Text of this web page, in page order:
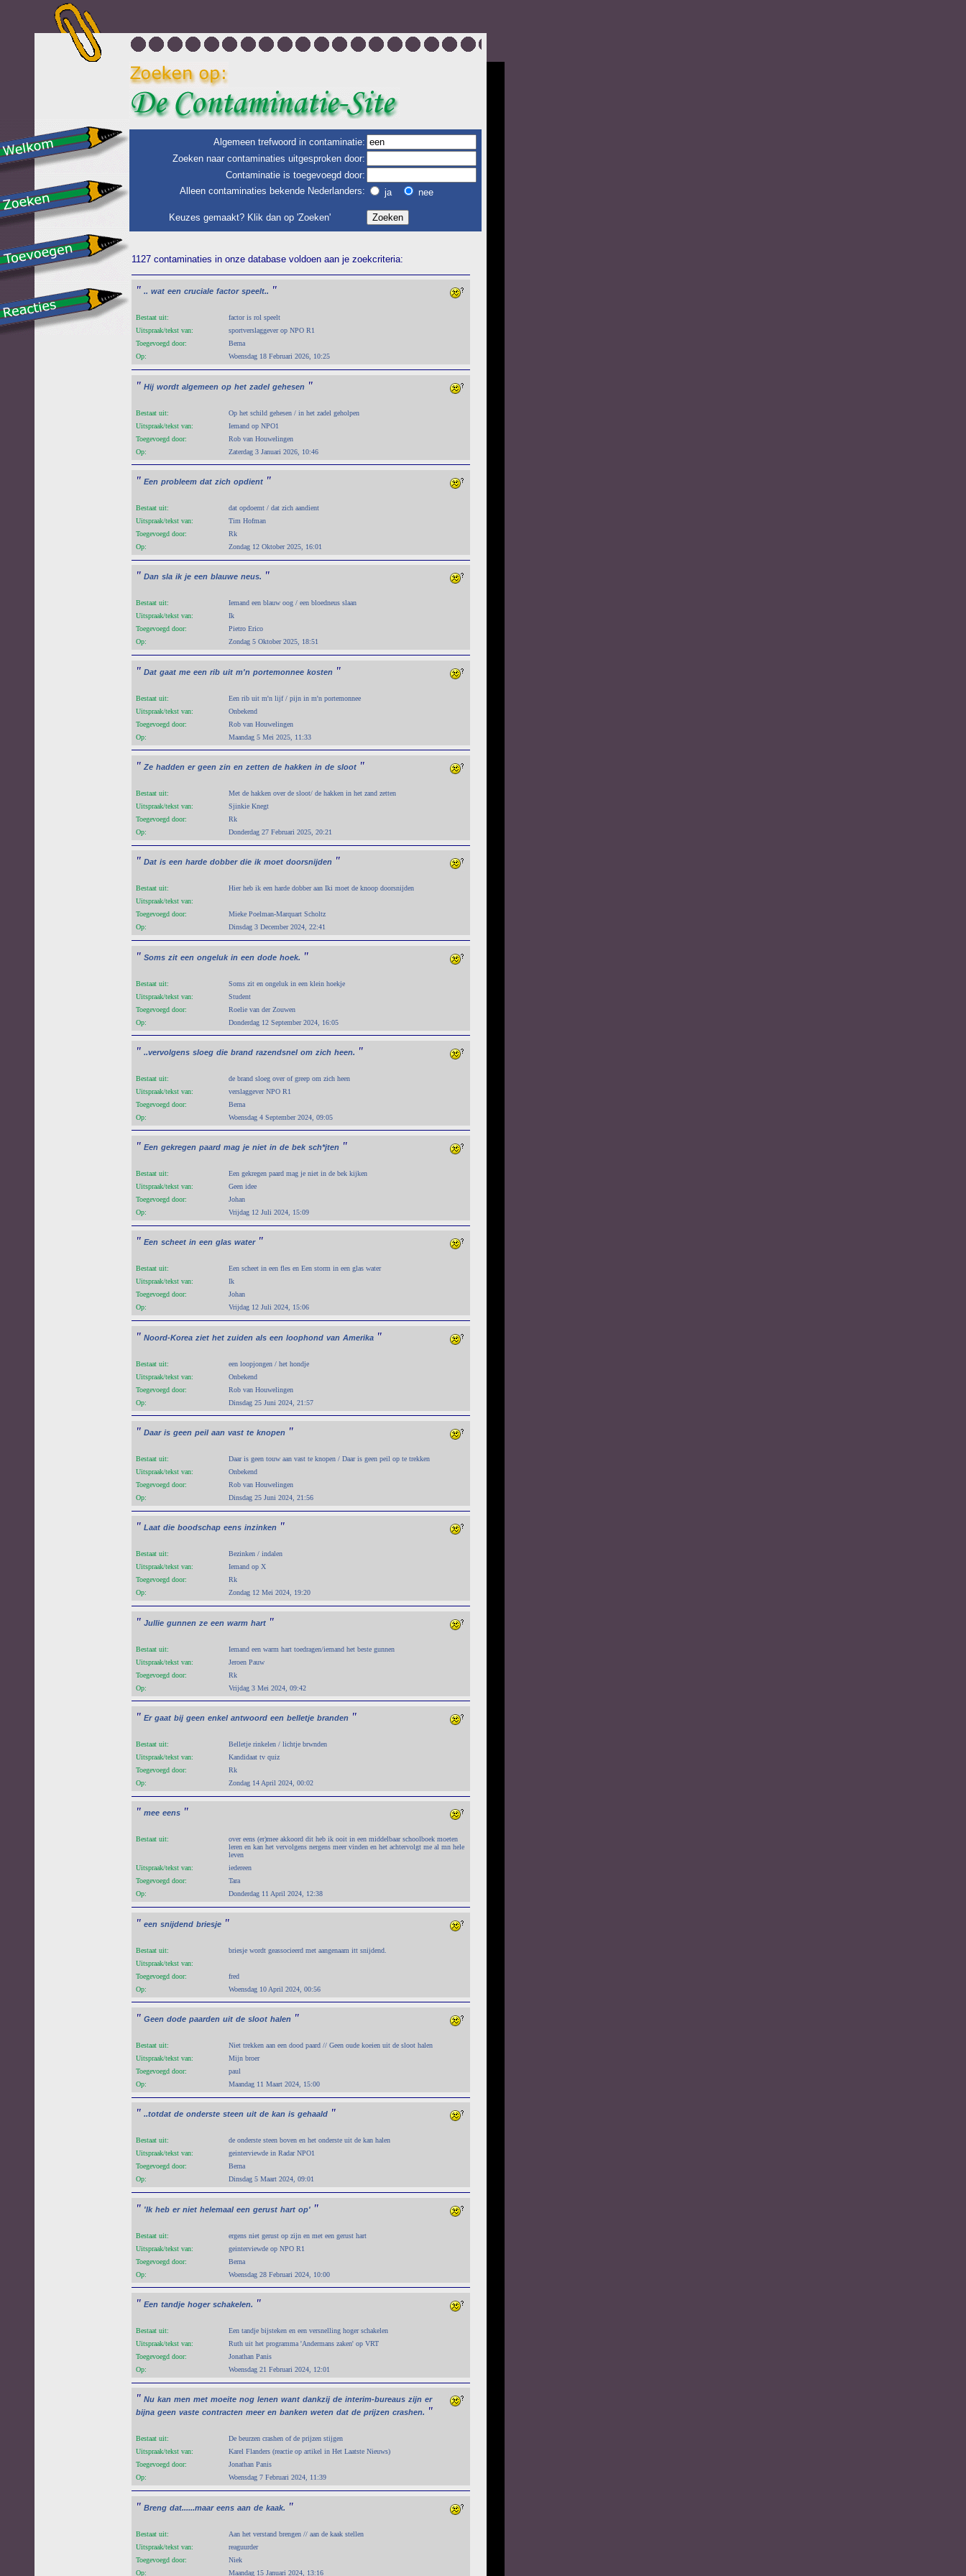
Algemeen trefwoord in contaminatie:
Zoeken naar contaminaties uitgesproken door:
Contaminatie is toegevoegd door:
Alleen contaminaties bekende Nederlanders:
ja nee
Keuzes gemaakt? Klik dan op 'Zoeken'
1127 contaminaties in onze database voldoen aan je zoekcriteria:
" .. wat een cruciale factor speelt.. "
Bestaat uit:
factor is rol speelt
Uitspraak/tekst van:
sportverslaggever op NPO R1
Toegevoegd door:
Berna
Op:
Woensdag 18 Februari 2026, 10:25
" Hij wordt algemeen op het zadel gehesen "
Bestaat uit:
Op het schild gehesen / in het zadel geholpen
Uitspraak/tekst van:
Iemand op NPO1
Toegevoegd door:
Rob van Houwelingen
Op:
Zaterdag 3 Januari 2026, 10:46
" Een probleem dat zich opdient "
Bestaat uit:
dat opdoemt / dat zich aandient
Uitspraak/tekst van:
Tim Hofman
Toegevoegd door:
Rk
Op:
Zondag 12 Oktober 2025, 16:01
" Dan sla ik je een blauwe neus. "
Bestaat uit:
Iemand een blauw oog / een bloedneus slaan
Uitspraak/tekst van:
Ik
Toegevoegd door:
Pietro Erico
Op:
Zondag 5 Oktober 2025, 18:51
" Dat gaat me een rib uit m'n portemonnee kosten "
Bestaat uit:
Een rib uit m'n lijf / pijn in m'n portemonnee
Uitspraak/tekst van:
Onbekend
Toegevoegd door:
Rob van Houwelingen
Op:
Maandag 5 Mei 2025, 11:33
" Ze hadden er geen zin en zetten de hakken in de sloot "
Bestaat uit:
Met de hakken over de sloot/ de hakken in het zand zetten
Uitspraak/tekst van:
Sjinkie Knegt
Toegevoegd door:
Rk
Op:
Donderdag 27 Februari 2025, 20:21
" Dat is een harde dobber die ik moet doorsnijden "
Bestaat uit:
Hier heb ik een harde dobber aan Iki moet de knoop doorsnijden
Uitspraak/tekst van:
Toegevoegd door:
Mieke Poelman-Marquart Scholtz
Op:
Dinsdag 3 December 2024, 22:41
" Soms zit een ongeluk in een dode hoek. "
Bestaat uit:
Soms zit en ongeluk in een klein hoekje
Uitspraak/tekst van:
Student
Toegevoegd door:
Roelie van der Zouwen
Op:
Donderdag 12 September 2024, 16:05
" ..vervolgens sloeg die brand razendsnel om zich heen. "
Bestaat uit:
de brand sloeg over of greep om zich heen
Uitspraak/tekst van:
verslaggever NPO R1
Toegevoegd door:
Berna
Op:
Woensdag 4 September 2024, 09:05
" Een gekregen paard mag je niet in de bek sch*jten "
Bestaat uit:
Een gekregen paard mag je niet in de bek kijken
Uitspraak/tekst van:
Geen idee
Toegevoegd door:
Johan
Op:
Vrijdag 12 Juli 2024, 15:09
" Een scheet in een glas water "
Bestaat uit:
Een scheet in een fles en Een storm in een glas water
Uitspraak/tekst van:
Ik
Toegevoegd door:
Johan
Op:
Vrijdag 12 Juli 2024, 15:06
" Noord-Korea ziet het zuiden als een loophond van Amerika "
Bestaat uit:
een loopjongen / het hondje
Uitspraak/tekst van:
Onbekend
Toegevoegd door:
Rob van Houwelingen
Op:
Dinsdag 25 Juni 2024, 21:57
" Daar is geen peil aan vast te knopen "
Bestaat uit:
Daar is geen touw aan vast te knopen / Daar is geen peil op te trekken
Uitspraak/tekst van:
Onbekend
Toegevoegd door:
Rob van Houwelingen
Op:
Dinsdag 25 Juni 2024, 21:56
" Laat die boodschap eens inzinken "
Bestaat uit:
Bezinken / indalen
Uitspraak/tekst van:
Iemand op X
Toegevoegd door:
Rk
Op:
Zondag 12 Mei 2024, 19:20
" Jullie gunnen ze een warm hart "
Bestaat uit:
Iemand een warm hart toedragen/iemand het beste gunnen
Uitspraak/tekst van:
Jeroen Pauw
Toegevoegd door:
Rk
Op:
Vrijdag 3 Mei 2024, 09:42
" Er gaat bij geen enkel antwoord een belletje branden "
Bestaat uit:
Belletje rinkelen / lichtje brwnden
Uitspraak/tekst van:
Kandidaat tv quiz
Toegevoegd door:
Rk
Op:
Zondag 14 April 2024, 00:02
" mee eens "
Bestaat uit:
over eens (er)mee akkoord dit heb ik ooit in een middelbaar schoolboek moeten
leren en kan het vervolgens nergens meer vinden en het achtervolgt me al mn hele
leven
Uitspraak/tekst van:
iedereen
Toegevoegd door:
Tara
Op:
Donderdag 11 April 2024, 12:38
" een snijdend briesje "
Bestaat uit:
briesje wordt geassocieerd met aangenaam itt snijdend.
Uitspraak/tekst van:
Toegevoegd door:
fred
Op:
Woensdag 10 April 2024, 00:56
" Geen dode paarden uit de sloot halen "
Bestaat uit:
Niet trekken aan een dood paard // Geen oude koeien uit de sloot halen
Uitspraak/tekst van:
Mijn broer
Toegevoegd door:
paul
Op:
Maandag 11 Maart 2024, 15:00
" ..totdat de onderste steen uit de kan is gehaald "
Bestaat uit:
de onderste steen boven en het onderste uit de kan halen
Uitspraak/tekst van:
geinterviewde in Radar NPO1
Toegevoegd door:
Berna
Op:
Dinsdag 5 Maart 2024, 09:01
" 'Ik heb er niet helemaal een gerust hart op' "
Bestaat uit:
ergens niet gerust op zijn en met een gerust hart
Uitspraak/tekst van:
geinterviewde op NPO R1
Toegevoegd door:
Berna
Op:
Woensdag 28 Februari 2024, 10:00
" Een tandje hoger schakelen. "
Bestaat uit:
Een tandje bijsteken en een versnelling hoger schakelen
Uitspraak/tekst van:
Ruth uit het programma 'Andermans zaken' op VRT
Toegevoegd door:
Jonathan Panis
Op:
Woensdag 21 Februari 2024, 12:01
" Nu kan men met moeite nog lenen want dankzij de interim-bureaus zijn er
bijna geen vaste contracten meer en banken weten dat de prijzen crashen. "
Bestaat uit:
De beurzen crashen of de prijzen stijgen
Uitspraak/tekst van:
Karel Flanders (reactie op artikel in Het Laatste Nieuws)
Toegevoegd door:
Jonathan Panis
Op:
Woensdag 7 Februari 2024, 11:39
" Breng dat......maar eens aan de kaak. "
Bestaat uit:
Aan het verstand brengen // aan de kaak stellen
Uitspraak/tekst van:
reaguurder
Toegevoegd door:
Niek
Op:
Maandag 15 Januari 2024, 13:16